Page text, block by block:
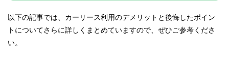
以下の記事では、カーリース利用のデメリットと後悔したポイン
トについてさらに詳しくまとめていますので、ぜひご参考くださ
い。